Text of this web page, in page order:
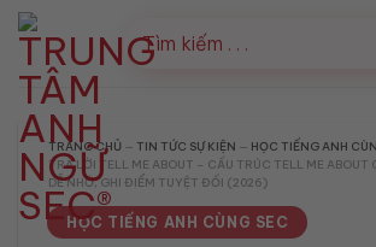
Bỏ
qua
nội
dung
TRANG CHỦ — TIN TỨC SỰ KIỆN — HỌC TIẾNG ANH
TRẢ LỜI TELL ME ABOUT – CẤU TRÚC TELL ME ABOUT
DỄ NHỚ, GHI ĐIỂM TUYỆT ĐỐI (2026)
HỌC TIẾNG ANH CÙNG SEC